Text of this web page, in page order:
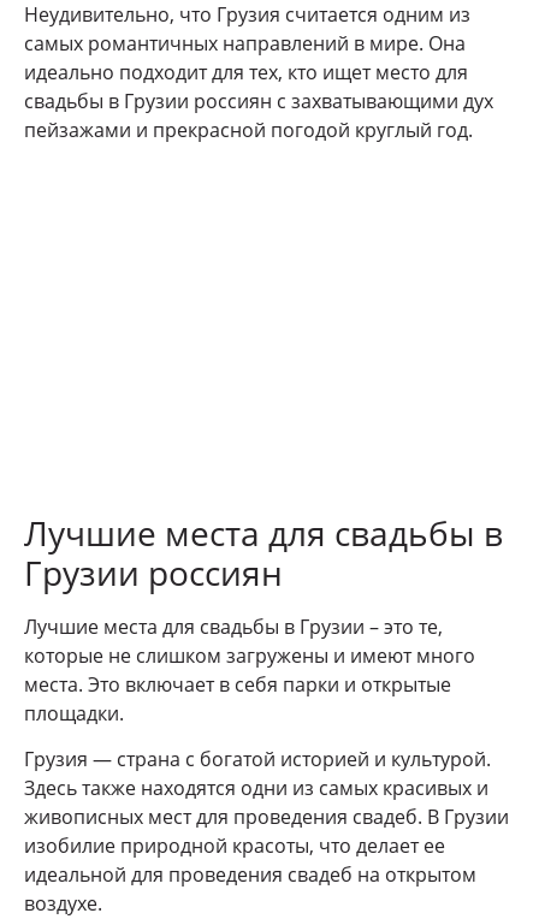
Неудивительно, что Грузия считается одним из
самых романтичных направлений в мире. Она
идеально подходит для тех, кто ищет место для
свадьбы в Грузии россиян с захватывающими дух
пейзажами и прекрасной погодой круглый год.
Лучшие места для свадьбы в
Грузии россиян
Лучшие места для свадьбы в Грузии – это те,
которые не слишком загружены и имеют много
места. Это включает в себя парки и открытые
площадки.
Грузия — страна с богатой историей и культурой.
Здесь также находятся одни из самых красивых и
живописных мест для проведения свадеб. В Грузии
изобилие природной красоты, что делает ее
идеальной для проведения свадеб на открытом
воздухе.